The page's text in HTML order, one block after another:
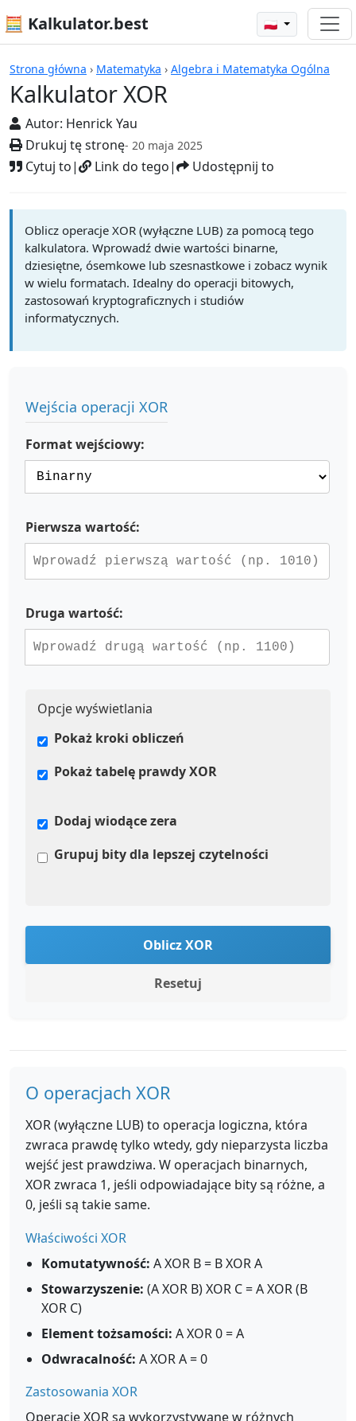
🧮 Kalkulator.best 🇵🇱
Strona główna › Matematyka › Algebra i Matematyka Ogólna
Kalkulator XOR
Autor: Henrick Yau
Drukuj tę stronę- 20 maja 2025
Cytuj to| Link do tego| Udostępnij to
Kalkulatory
Oblicz operacje XOR (wyłączne LUB) za pomocą tego
kalkulatora. Wprowadź dwie wartości binarne,
dziesiętne, ósemkowe lub szesnastkowe i zobacz wynik
w wielu formatach. Idealny do operacji bitowych,
zastosowań kryptograficznych i studiów
informatycznych.
Wejścia operacji XOR
Format wejściowy:
Pierwsza wartość:
Druga wartość:
Opcje wyświetlania
Pokaż kroki obliczeń
Pokaż tabelę prawdy XOR
Dodaj wiodące zera
Grupuj bity dla lepszej czytelności
Oblicz XOR
Resetuj
O operacjach XOR
XOR (wyłączne LUB) to operacja logiczna, która
zwraca prawdę tylko wtedy, gdy nieparzysta liczba
wejść jest prawdziwa. W operacjach binarnych,
XOR zwraca 1, jeśli odpowiadające bity są różne, a
0, jeśli są takie same.
Właściwości XOR
Komutatywność: A XOR B = B XOR A
Stowarzyszenie: (A XOR B) XOR C = A XOR (B
XOR C)
Element tożsamości: A XOR 0 = A
Odwracalność: A XOR A = 0
Zastosowania XOR
Operacje XOR są wykorzystywane w różnych